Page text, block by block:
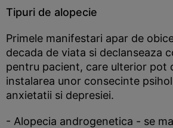
Tipuri de alopecie
Primele manifestari apar de
decada de viata si declanseaza
pentru pacient, care ulterior pot
instalarea unor consecinte
anxietatii si depresiei.
- Alopecia androgenetica - se